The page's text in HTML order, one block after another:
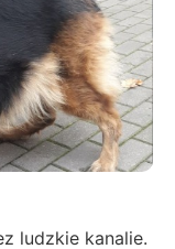
ludzkie kanalie.